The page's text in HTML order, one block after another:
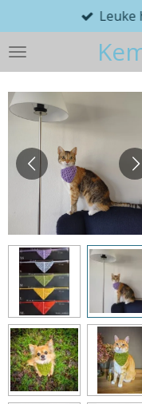
direct
naar
de
hoofdinhoud
Leuke